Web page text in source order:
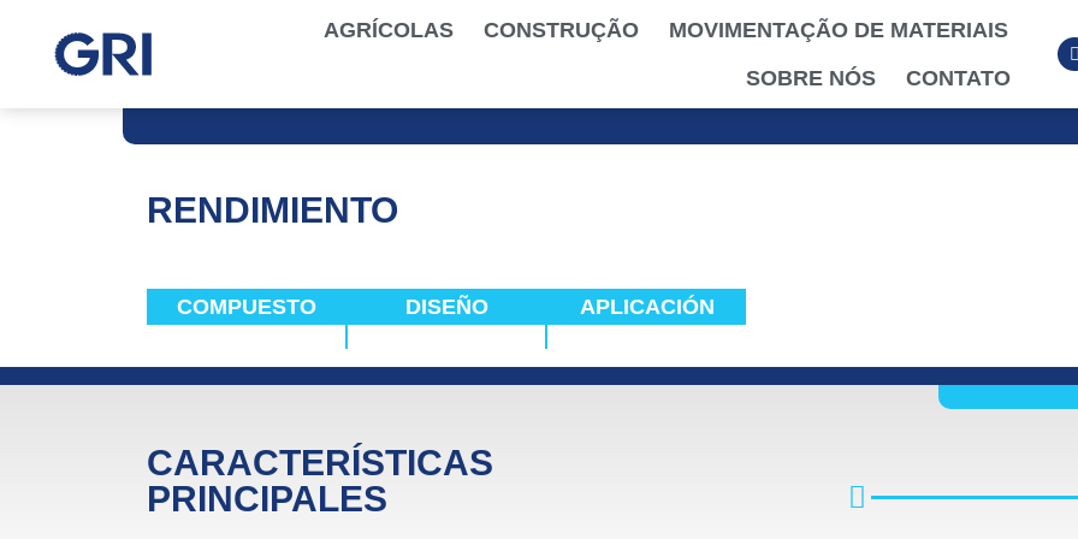
AGRÍCOLAS CONSTRUÇÃO
MOVIMENTAÇÃO DE MATERIAIS
SOBRE NÓS
CONTATO
RENDIMIENTO
COMPUESTO DISEÑO APLICACIÓN
CARACTERÍSTICAS
PRINCIPALES